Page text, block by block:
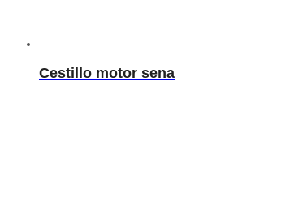
Cestillo motor sena